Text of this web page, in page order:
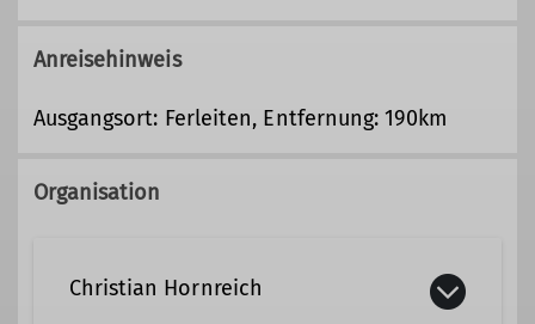
Anreisehinweis
Ausgangsort: Ferleiten, Entfernung: 190km
Organisation
Christian Hornreich